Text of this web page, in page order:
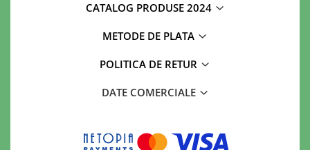
CATALOG PRODUSE 2024
METODE DE PLATA
POLITICA DE RETUR
DATE COMERCIALE